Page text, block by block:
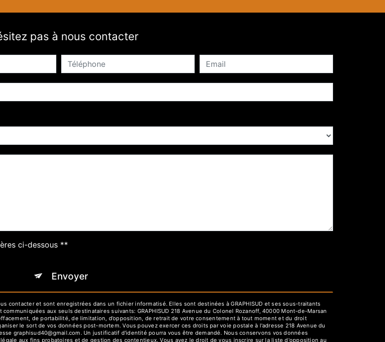
pas à nous contacter
ci-dessous **
Envoyer
contacter et sont enregistrées dans un fichier informatisé. Elles sont destinées à GRAPHISUD et ses sous-traitants
aux seuls destinataires suivants: GRAPHISUD 218 Avenue du Colonel Rozanoff, 40000 Mont-de-Marsan
de portabilité, de limitation, d’opposition, de retrait de votre consentement à tout moment et du droit
le sort de vos données post-mortem. Vous pouvez exercer ces droits par voie postale à l'adresse 218 Avenue du
graphisud40@gmail.com. Un justificatif d'identité pourra vous être demandé. Nous conservons vos données
aux fins probatoires et de gestion des contentieux. Vous avez le droit de vous inscrire sur la liste d'opposition au